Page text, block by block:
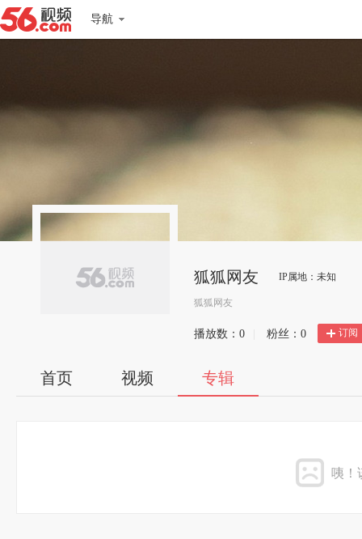
导航
狐狐网友 IP属地：未知
狐狐网友
播放数： 0 粉丝： 0 订阅
首页 视频 专辑
咦！